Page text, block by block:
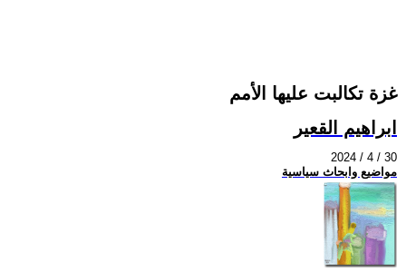
غزة تكالبت عليها الأمم
ابراهيم القعير
2024 / 4 / 30
مواضيع وابحاث سياسية